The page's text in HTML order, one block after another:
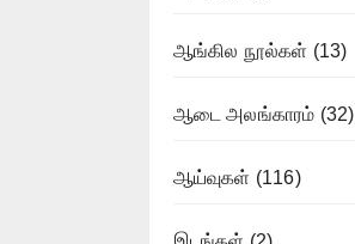
ஆங்கில நூல்கள் (13)
ஆடை அலங்காரம் (32)
ஆய்வுகள் (116)